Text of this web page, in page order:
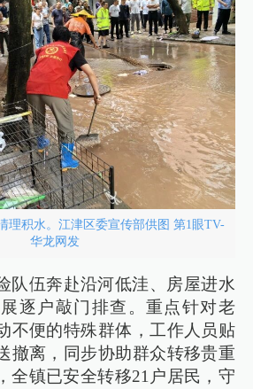
理积水。江津区委宣传部供图 第1眼TV-
华龙网发
队伍奔赴沿河低洼、房屋进水
逐户敲门排查。重点针对老
不便的特殊群体，工作人员贴
撤离，同步协助群众转移贵重
全镇已安全转移21户居民，守